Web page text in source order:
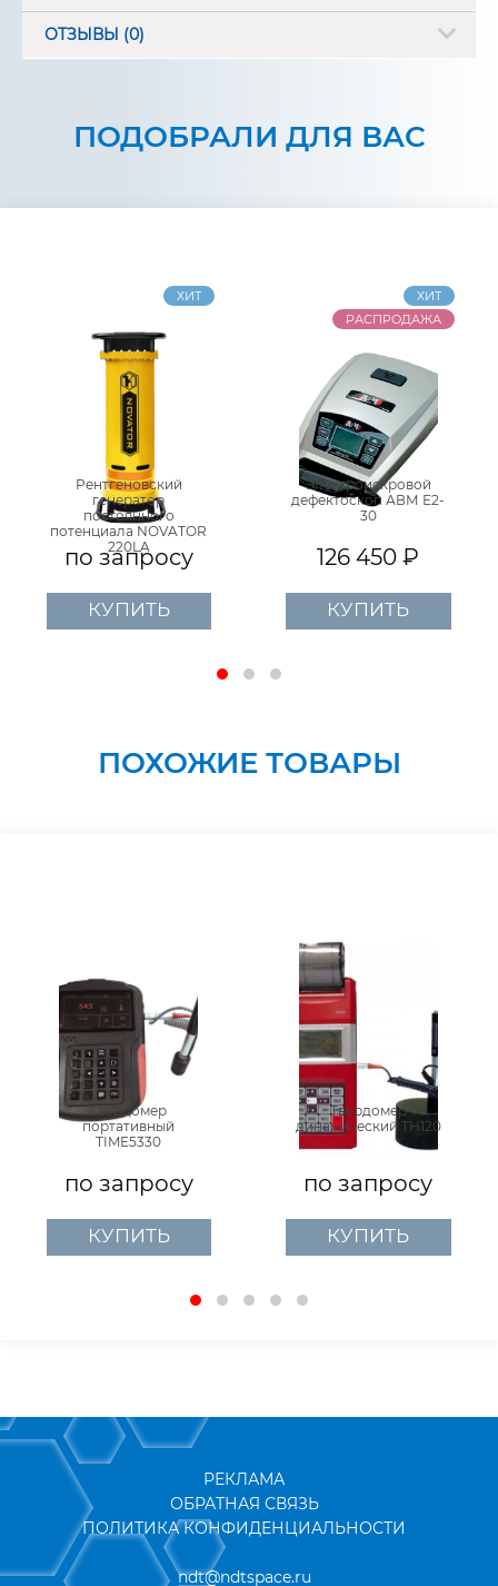
ОТЗЫВЫ (0)
ПОДОБРАЛИ ДЛЯ ВАС
ХИТ
Рентгеновский
генератор
постоянного
потенциала NOVATOR
220LA
по запросу
КУПИТЬ
ХИТ
РАСПРОДАЖА
Электроискровой
дефектоскоп АВМ Е2-
30
126 450 ₽
КУПИТЬ
ПОХОЖИЕ ТОВАРЫ
Твердомер
портативный
TIME5330
по запросу
КУПИТЬ
Твердомер
динамический TH120
по запросу
КУПИТЬ
РЕКЛАМА
ОБРАТНАЯ СВЯЗЬ
ПОЛИТИКА КОНФИДЕНЦИАЛЬНОСТИ
ndt@ndtspace.ru